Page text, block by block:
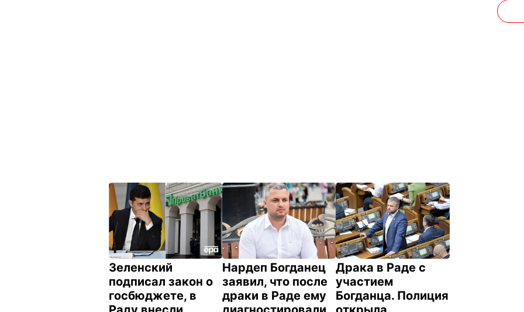
Зеленский
подписал закон о
госбюджете, в
Нардеп Богданец
заявил, что после
драки в Раде ему
Драка в Раде с
участием
Богданца. Полиция